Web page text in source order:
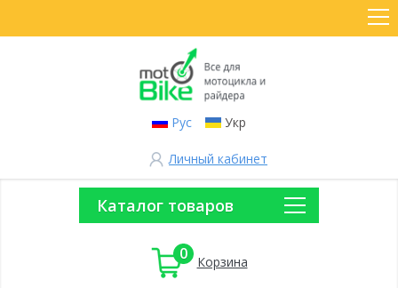
Рус Укр
Личный кабинет
Каталог товаров
0 Корзина